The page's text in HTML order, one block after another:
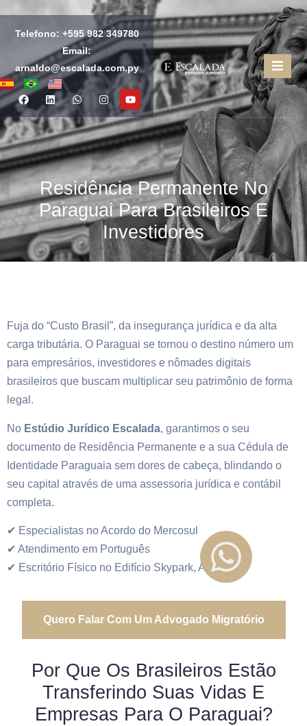
Protección Legal y Asesoría Estratégica
Residência Permanente
no Paraguai | O guia
completo 2026
Residência Permanente No
Paraguai Para Brasileiros E
Investidores
Telefono: +595 982 349780
Email:
arnaldo@escalada.com.py
Fuja do “Custo Brasil”, da insegurança jurídica e da alta
carga tributária. O Paraguai se tornou o destino número um
para empresários, investidores e nômades digitais
brasileiros que buscam multiplicar seu patrimônio de forma
legal.
No Estúdio Jurídico Escalada, garantimos o seu
documento de Residência Permanente e a sua Cédula de
Identidade Paraguaia sem dores de cabeça, blindando o
seu capital através de uma assessoria jurídica e contábil
completa.
✔ Especialistas no Acordo do Mercosul
✔ Atendimento em Português
✔ Escritório Físico no Edifício Skypark, Assunção
Quero Falar Com Um Advogado Migratório
Por Que Os Brasileiros Estão
Transferindo Suas Vidas E
Empresas Para O Paraguai?